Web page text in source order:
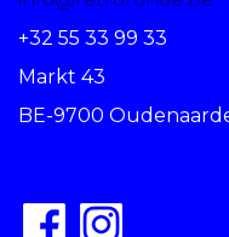
+32 55 33 99 33
Markt 43
BE-9700